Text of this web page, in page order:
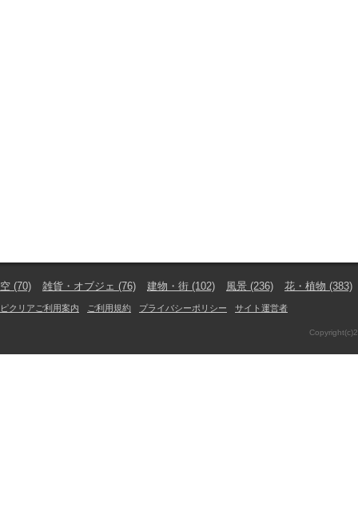
空 (70) 雑貨・オブジェ (76) 建物・街 (102) 風景 (236) 花・植物 (383)
ピクリアご利用案内 ご利用規約 プライバシーポリシー サイト運営者